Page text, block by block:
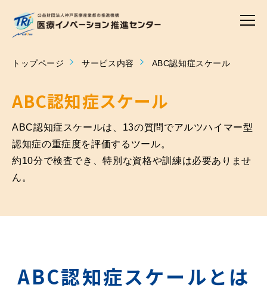
トップページ サービス内容 ABC認知症スケール
ABC認知症スケール
ABC認知症スケールは、13の質問でアルツハイマー型
認知症の重症度を評価するツール。
約10分で検査でき、特別な資格や訓練は必要ありませ
ん。
ABC認知症スケールとは